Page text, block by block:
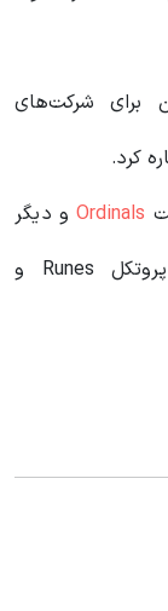
برای شرکت‌های
Ordinals و دیگر
برنامه‌های کاربردی مانند راه‌اندازی آتی پروتکل Runes و